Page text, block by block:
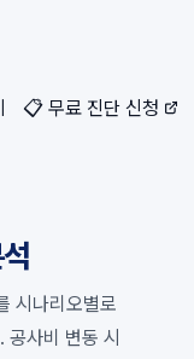
📋 무료 진단 신청
시나리오별로
사비 변동 시